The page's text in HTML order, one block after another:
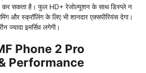
कर सकता है। फुल HD+ रेजोल्यूशन के साथ डिस्प्ले न
और स्क्रॉलिंग के लिए भी शानदार एक्सपीरियंस देगा।
इमर्सिव लगेगी।
Phone 2 Pro
Performance